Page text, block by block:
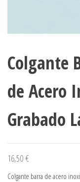
Colgante
de Acero
Grabado
16,50 €
Colgante barra de acero